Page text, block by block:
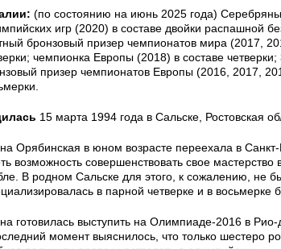
(по состоянию на июнь 2025 года)
игр (2020) в составе двойки распашной
бронзовый призер чемпионатов мира (2017,
чемпионка Европы (2018) в составе четверки;
призер чемпионатов Европы (2016, 2017,
15 марта 1994 года в Сальске, Ростовская
Орябинская в юном возрасте переехала в Санкт-
возможность совершенствовать свое мастерство
В родном Сальске для этого, к сожалению, не
в парной четверке и в восьмерке
готовилась выступить на Олимпиаде-2016 в
момент выяснилось, что только шестеро